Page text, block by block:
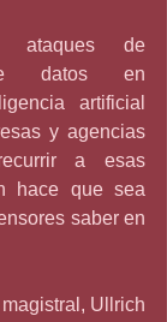
ataques de
de datos en
artificial
y agencias
a esas
hace que sea
saber en
Ullrich